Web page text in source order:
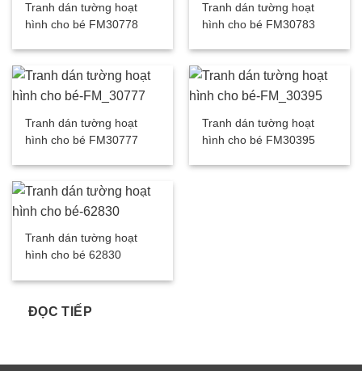
Tranh dán tường hoạt
hình cho bé FM30778
Tranh dán tường hoạt
hình cho bé FM30783
Tranh dán tường hoạt
hình cho bé FM30777
Tranh dán tường hoạt
hình cho bé FM30395
Tranh dán tường hoạt
hình cho bé 62830
ĐỌC TIẾP